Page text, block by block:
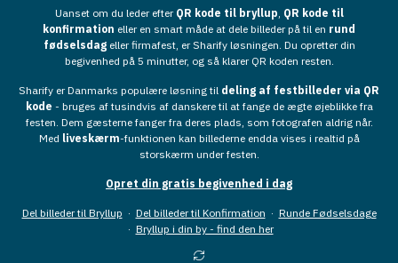
Uanset om du leder efter QR kode til bryllup QR kode til
konfirmation eller en smart måde at dele billeder på til en rund
fødselsdageller firmafest, er Sharify løsningen. Du opretter din
begivenhed på 5 minutter, og så klarer QR koden resten.
Sharify er Danmarks populære løsning til deling af festbilleder via QR
kode - bruges af tusindvis af danskere til at fange de ægte øjeblikke fra
festen. Dem gæsterne fanger fra deres plads, som fotografen aldrig når.
Med liveskærm-funktionen kan billederne endda vises i realtid på
storskærm under festen.
Opret din gratis begivenhed i dag
Del billeder til Bryllup · Del billeder til Konfirmation · Runde Fødselsdage
· Bryllup i din by - find den her